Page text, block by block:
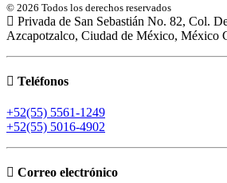
© 2026 Todos los derechos reservados
Privada de San Sebastián No. 82, Col.
Azcapotzalco, Ciudad de México, México
Teléfonos
+52(55) 5561-1249
+52(55) 5016-4902
Correo electrónico